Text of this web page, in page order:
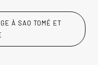
À SAO TOMÉ ET